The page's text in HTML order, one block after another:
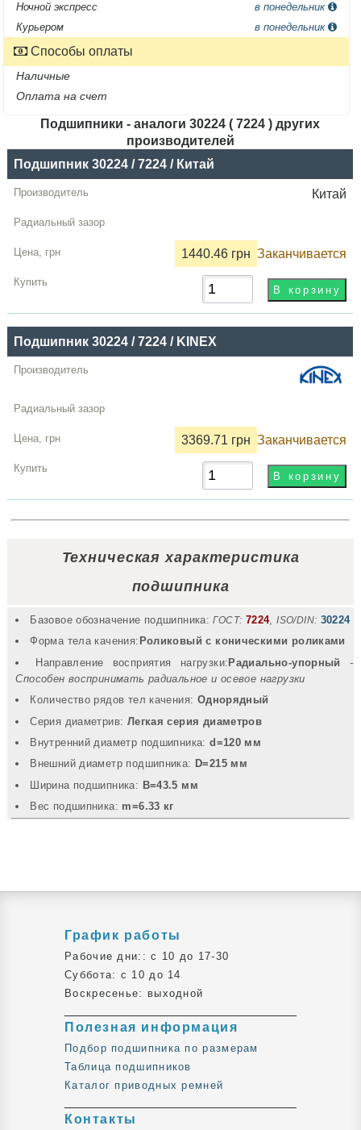
Ночной экспресс
в понедельник
Курьером
в понедельник
Способы оплаты
Наличные
Оплата на счет
Подшипники - аналоги 30224 ( 7224 ) других
производителей
Название
Производитель
Радиальный
грн
Купить
Подшипник 30224 / 7224 / Китай
Китай
1440.46 грн Заканчивается
Подшипник 30224 / 7224 / KINEX
3369.71 грн Заканчивается
Техническая характеристика
подшипника
Базовое обозначение подшипника: ГОСТ: 7224,ISO/DIN: 30224
Форма тела качения: Роликовый с коническими роликами
Направление восприятия нагрузки: Радиально-упорный
-
Способен воспринимать радиальное и осевое нагрузки
Количество рядов тел качения: Однорядный
Серия диаметрив: Легкая серия диаметров
Внутренний диаметр подшипника:d=120 мм
Внешний диаметр подшипника: D=215 мм
Ширина подшипника: B=43.5 мм
Вec подшипника: m=6.33 кг
График работы
Рабочие дни:: c 10 до 17-30
Суббота: c 10 до 14
Воскресенье: выходной
Полезная информация
Подбор подшипника по размерам
Таблица подшипников
Каталог приводных ремней
Контакты